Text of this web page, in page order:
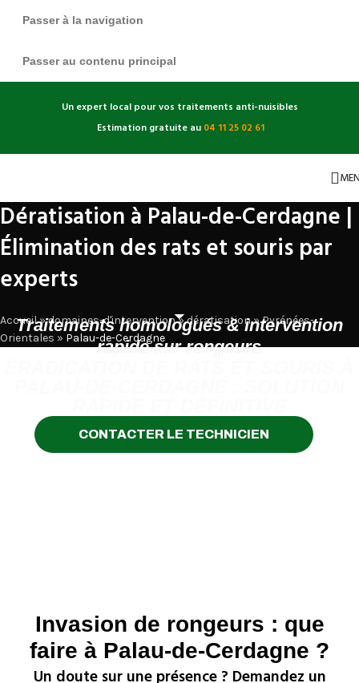
Passer à la navigation
Passer au contenu principal
Un expert local pour vos traitements anti-nuisibles
Estimation gratuite au 04 11 25 02 61
Dératisation à Palau-de-Cerdagne |
Élimination des rats et souris par
experts
Accueil»domaines-d'intervention»dératisation»Pyrénées-
Orientales » Palau-de-Cerdagne
Traitements homologués & intervention
rapide sur rongeurs
CONTACTER LE TECHNICIEN
Invasion de rongeurs : que
faire à Palau-de-Cerdagne ?
Un doute sur une présence ? Demandez un